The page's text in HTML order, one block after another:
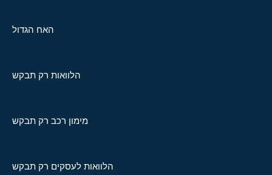
האח הגדול
הלוואות רק תבקש
מימון רכב רק תבקש
הלוואות לעסקים רק תבקש